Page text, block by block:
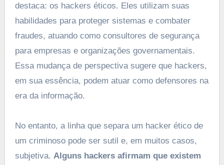
destaca: os hackers éticos. Eles utilizam suas
habilidades para proteger sistemas e combater
fraudes, atuando como consultores de segurança
para empresas e organizações governamentais.
Essa mudança de perspectiva sugere que hackers,
em sua essência, podem atuar como defensores na
era da informação.
No entanto, a linha que separa um hacker ético de
um criminoso pode ser sutil e, em muitos casos,
subjetiva. Alguns hackers afirmam que existem